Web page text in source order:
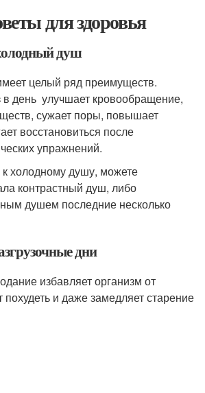
для здоровья
душ
целый ряд преимуществ.
день улучшает кровообращение,
сужает поры, повышает
восстановиться после
упражнений.
холодному душу, можете
контрастный душ, либо
душем последние несколько
дни
избавляет организм от
похудеть и даже замедляет старение